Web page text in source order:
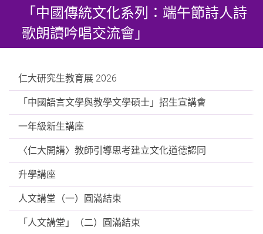
「中國傳統文化系列：端午節詩人詩
歌朗讀吟唱交流會」
仁大研究生教育展 2026
「中國語言文學與教學文學碩士」招生宣講會
一年級新生講座
〈仁大開講〉教師引導思考建立文化道德認同
升學講座
人文講堂（一）圓滿結束
「人文講堂」（二）圓滿結束